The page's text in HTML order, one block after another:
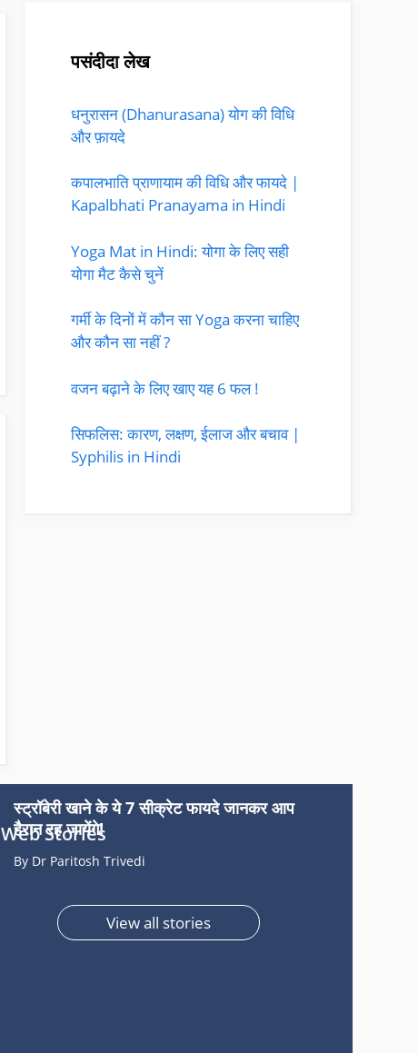
पसंदीदा लेख
धनुरासन (Dhanurasana) योग की विधि
और फ़ायदे
कपालभाति प्राणायाम की विधि और फायदे |
Kapalbhati Pranayama in Hindi
Yoga Mat in Hindi: योगा के लिए सही
योगा मैट कैसे चुनें
गर्मी के दिनों में कौन सा Yoga करना चाहिए
और कौन सा नहीं ?
वजन बढ़ाने के लिए खाए यह 6 फल !
सिफलिस: कारण, लक्षण, ईलाज और बचाव |
Syphilis in Hindi
Web Stories
स्ट्रॉबेरी खाने के ये 7 सीक्रेट फायदे जानकर आप
हैरान रह जायेंगे!
By Dr Paritosh Trivedi
View all stories